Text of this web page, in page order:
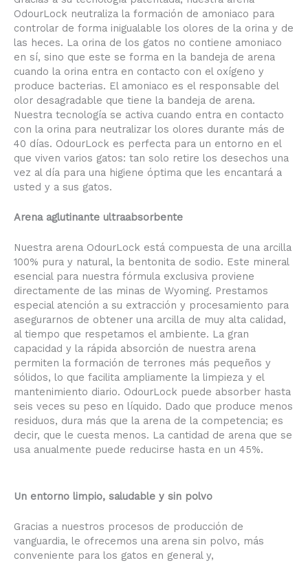
OdourLock neutraliza la formación de amoniaco para
controlar de forma inigualable los olores de la orina y de
las heces. La orina de los gatos no contiene amoniaco
en sí, sino que este se forma en la bandeja de arena
cuando la orina entra en contacto con el oxígeno y
produce bacterias. El amoniaco es el responsable del
olor desagradable que tiene la bandeja de arena.
Nuestra tecnología se activa cuando entra en contacto
con la orina para neutralizar los olores durante más de
40 días. OdourLock es perfecta para un entorno en el
que viven varios gatos: tan solo retire los desechos una
vez al día para una higiene óptima que les encantará a
usted y a sus gatos.
Arena aglutinante ultraabsorbente
Nuestra arena OdourLock está compuesta de una arcilla
100% pura y natural, la bentonita de sodio. Este mineral
esencial para nuestra fórmula exclusiva proviene
directamente de las minas de Wyoming. Prestamos
especial atención a su extracción y procesamiento para
asegurarnos de obtener una arcilla de muy alta calidad,
al tiempo que respetamos el ambiente. La gran
capacidad y la rápida absorción de nuestra arena
permiten la formación de terrones más pequeños y
sólidos, lo que facilita ampliamente la limpieza y el
mantenimiento diario. OdourLock puede absorber hasta
seis veces su peso en líquido. Dado que produce menos
residuos, dura más que la arena de la competencia; es
decir, que le cuesta menos. La cantidad de arena que se
usa anualmente puede reducirse hasta en un 45%.
Un entorno limpio, saludable y sin polvo
Gracias a nuestros procesos de producción de
vanguardia, le ofrecemos una arena sin polvo, más
conveniente para los gatos en general y,